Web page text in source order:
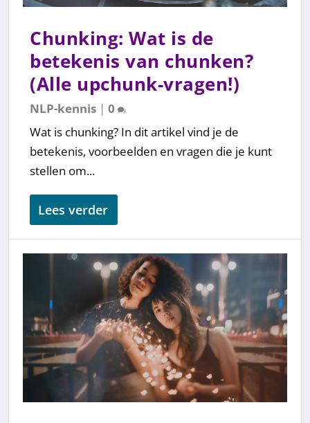
Chunking: Wat is de
betekenis van chunken?
(Alle upchunk-vragen!)
NLP-kennis |0
Wat is chunking? In dit artikel vind je de
betekenis, voorbeelden en vragen die je kunt
stellen om...
Lees verder